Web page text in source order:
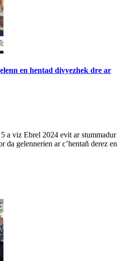
en hentad divyezhek dre ar
a viz Ebrel 2024 evit ar stummadur
da gelennerien ar c’hentañ derez en